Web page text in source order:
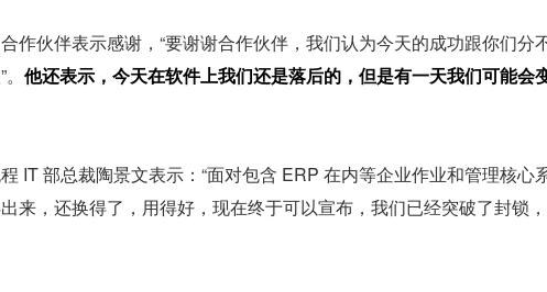
作伙伴表示感谢，“要谢谢合作伙伴，我们认为今天的成功跟你们分
他还表示，今天在软件上我们还是落后的，但是有一天我们可能会
IT 部总裁陶景文表示：“面对包含 ERP 在内等企业作业和管理核心
来，还换得了，用得好，现在终于可以宣布，我们已经突破了封锁，